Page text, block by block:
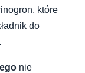
które
do
nie